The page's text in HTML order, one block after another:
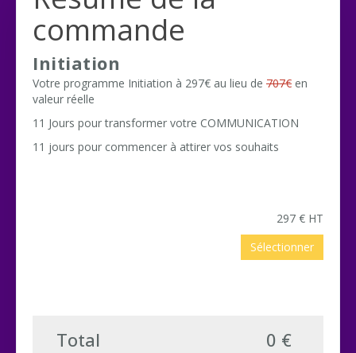
commande
Initiation
Votre programme Initiation à 297€ au lieu de 707€ en
valeur réelle
11 Jours pour transformer votre COMMUNICATION
11 jours pour commencer à attirer vos souhaits
297 € HT
Sélectionner
Total 0 €